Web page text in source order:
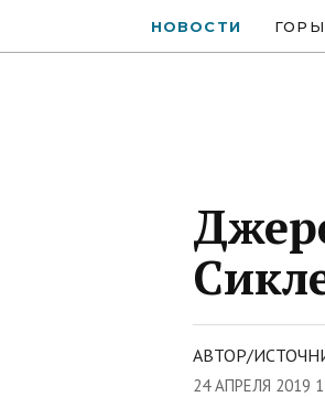
НОВОСТИ
АВТОР/
24 АПРЕЛЯ 2019